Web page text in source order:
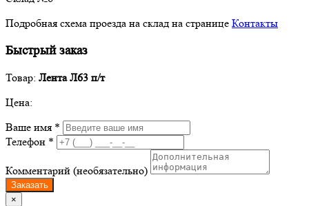
Подробная схема проезда на склад на странице Контакты
Быстрый заказ
Товар: Лента Л63 п/т
Цена:
Ваше имя *
Телефон *
Комментарий (необязательно)
Заказать
×